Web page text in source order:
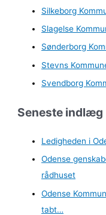
Silkeborg
Slagelse
Sønderborg
Stevns
Svendborg
Seneste indlæg
Ledigheden i
Odense
rådhuset
Odense
tabt…